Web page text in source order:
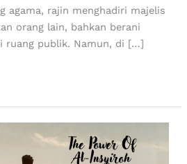
agama, rajin menghadiri majelis
orang lain, bahkan berani
ruang publik. Namun, di […]